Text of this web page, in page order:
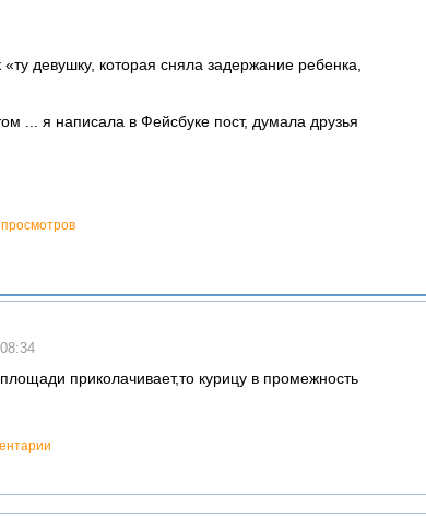
девушку, которая сняла задержание ребенка,
... я написала в Фейсбуке пост, думала друзья
приколачивает,то курицу в промежность